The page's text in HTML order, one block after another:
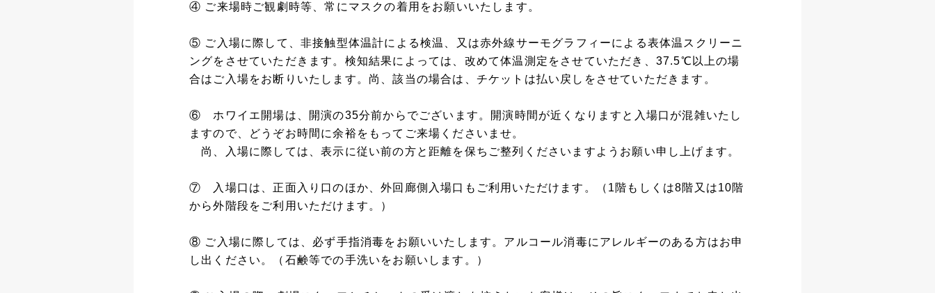
④ ご来場時ご観劇時等、常にマスクの着用をお願いいたします。
⑤ ご入場に際して、非接触型体温計による検温、又は赤外線サーモグラフィーによる表体温スクリーニ
ングをさせていただきます。検知結果によっては、改めて体温測定をさせていただき、37.5℃以上の場
合はご入場をお断りいたします。尚、該当の場合は、チケットは払い戻しをさせていただきます。
⑥ ホワイエ開場は、開演の35分前からでございます。開演時間が近くなりますと入場口が混雑いたし
ますので、どうぞお時間に余裕をもってご来場くださいませ。
尚、入場に際しては、表示に従い前の方と距離を保ちご整列くださいますようお願い申し上げます。
⑦ 入場口は、正面入り口のほか、外回廊側入場口もご利用いただけます。（1階もしくは8階又は10階
から外階段をご利用いただけます。）
⑧ ご入場に際しては、必ず手指消毒をお願いいたします。アルコール消毒にアレルギーのある方はお申
し出ください。（石鹸等での手洗いをお願いします。）